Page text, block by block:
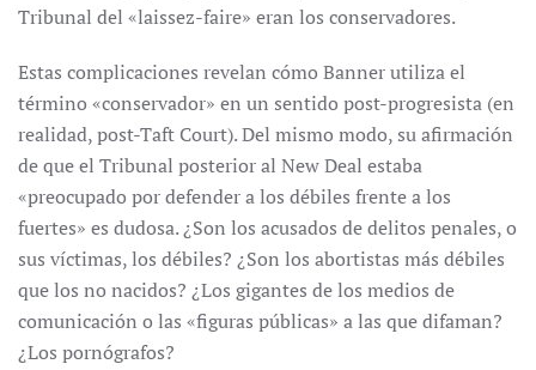
Tribunal del «laissez-faire» eran los conservadores.
Estas complicaciones revelan cómo Banner utiliza el
término «conservador» en un sentido post-progresista (en
realidad, post-Taft Court). Del mismo modo, su afirmación
de que el Tribunal posterior al New Deal estaba
«preocupado por defender a los débiles frente a los
fuertes» es dudosa. ¿Son los acusados de delitos penales, o
sus víctimas, los débiles? ¿Son los abortistas más débiles
que los no nacidos? ¿Los gigantes de los medios de
comunicación o las «figuras públicas» a las que difaman?
¿Los pornógrafos?